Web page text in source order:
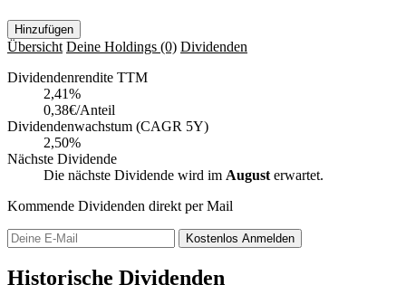
Hinzufügen
Übersicht Deine Holdings (0) Dividenden
Dividendenrendite TTM
2,41%
0,38€/Anteil
Dividendenwachstum (CAGR 5Y)
2,50%
Nächste Dividende
Die nächste Dividende wird im August erwartet.
Kommende Dividenden direkt per Mail
Kostenlos Anmelden
Historische Dividenden